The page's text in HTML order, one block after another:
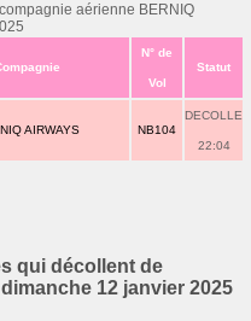
aérienne BERNIQ
N° de
Vol
Statut
AIRWAYS NB104
DECOLLE
22:04
qui décollent de
12 janvier 2025